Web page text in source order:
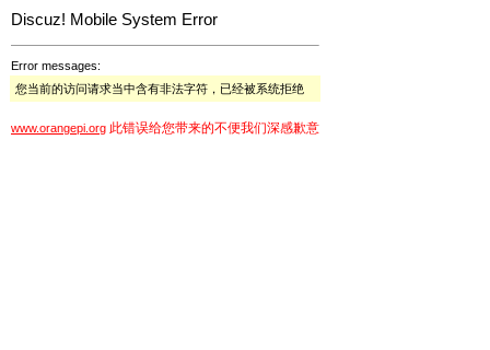
Discuz! Mobile System Error
Error messages:
您当前的访问请求当中含有非法字符，已经被系统拒绝
www.orangepi.org 此错误给您带来的不便我们深感歉意